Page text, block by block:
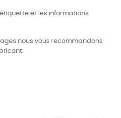
et les informations
nous vous recommandons